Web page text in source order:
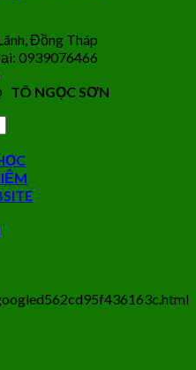
Đồng Tháp
0939076466
TÔ NGỌC SƠN